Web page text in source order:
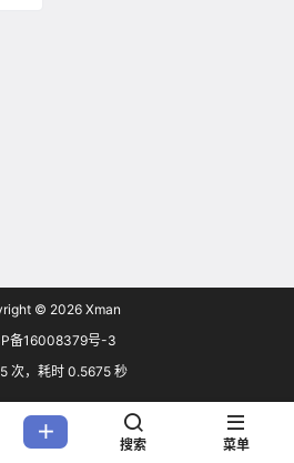
© 2026 Xman
备16008379号-3
次，耗时 0.5675 秒
搜索 菜单